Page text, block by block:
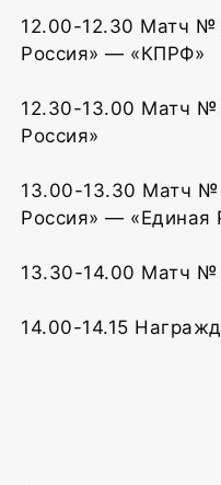
12.00-12.30 Матч №
Россия» — «КПРФ»
12.30-13.00 Матч
Россия»
13.00-13.30 Матч №
Россия» — «Единая
13.30-14.00 Матч
14.00-14.15